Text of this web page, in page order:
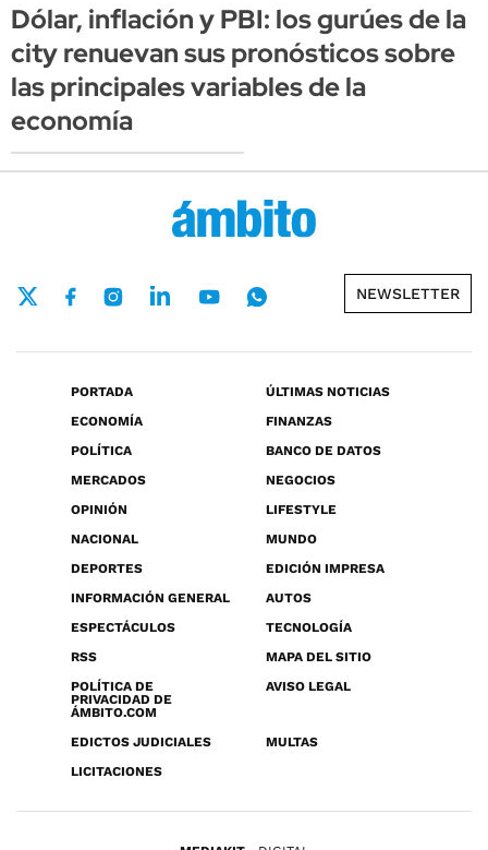
Dólar, inflación y PBI: los gurúes de la
city renuevan sus pronósticos sobre
las principales variables de la
economía
NEWSLETTER
PORTADA
ÚLTIMAS NOTICIAS
ECONOMÍA
FINANZAS
POLÍTICA
BANCO DE DATOS
MERCADOS
NEGOCIOS
OPINIÓN
LIFESTYLE
NACIONAL
MUNDO
DEPORTES
EDICIÓN IMPRESA
INFORMACIÓN GENERAL
AUTOS
ESPECTÁCULOS
TECNOLOGÍA
RSS
MAPA DEL SITIO
POLÍTICA DE
PRIVACIDAD DE
ÁMBITO.COM
AVISO LEGAL
EDICTOS JUDICIALES
MULTAS
LICITACIONES